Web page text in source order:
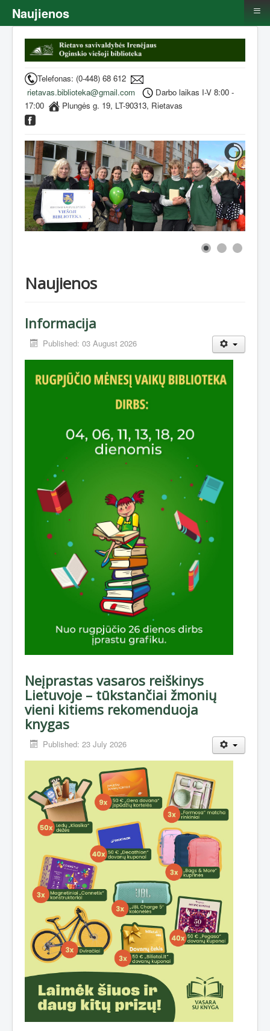
Telefonas: (0-448) 68 612
rietavas.biblioteka@gmail.com
Darbo laikas I-V 8:00 -
17:00
Plungės g. 19, LT-90313, Rietavas
Naujienos
Informacija
Published: 03 August 2026
Neįprastas vasaros reiškinys
Lietuvoje – tūkstančiai žmonių
vieni kitiems rekomenduoja
knygas
Published: 23 July 2026
Naujienos ≡